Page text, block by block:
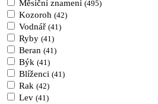
Měsíční znamení (495)
Kozoroh (42)
Vodnář (41)
Ryby (41)
Beran (41)
Býk (41)
Blíženci (41)
Rak (42)
Lev (41)